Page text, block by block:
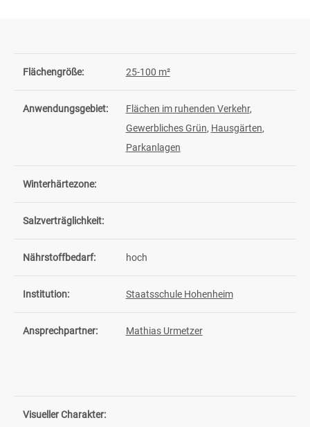
Flächengröße: 25-100 m²
Anwendungsgebiet: Flächen im ruhenden Verkehr,
Gewerbliches Grün, Hausgärten,
Parkanlagen
Winterhärtezone:
Salzverträglichkeit:
Nährstoffbedarf: hoch
Institution: Staatsschule Hohenheim
Ansprechpartner: Mathias Urmetzer
Visueller Charakter: